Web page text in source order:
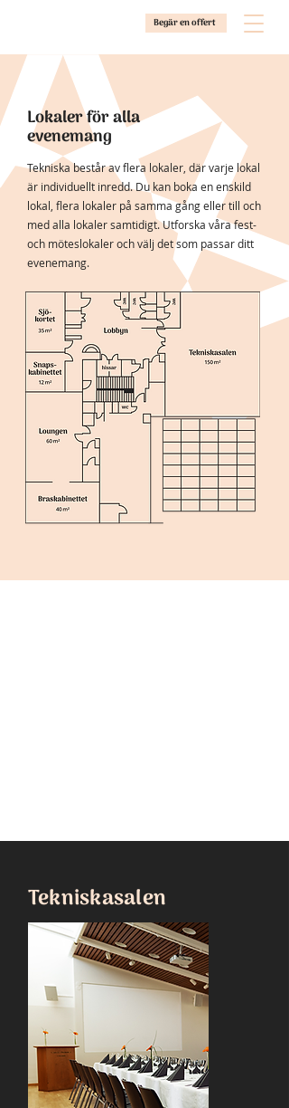
Begär en offert
Lokaler för alla
evenemang
Tekniska består av flera lokaler, där varje lokal
är individuellt inredd. Du kan boka en enskild
lokal, flera lokaler på samma gång eller till och
med alla lokaler samtidigt. Utforska våra fest-
och möteslokaler och välj det som passar ditt
evenemang.
Tekniskasalen